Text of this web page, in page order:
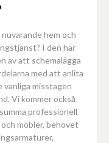
hem och
I den här
av att schemalägga
med att anlita
misstagen
Vi kommer också
professionell
möbler, behovet